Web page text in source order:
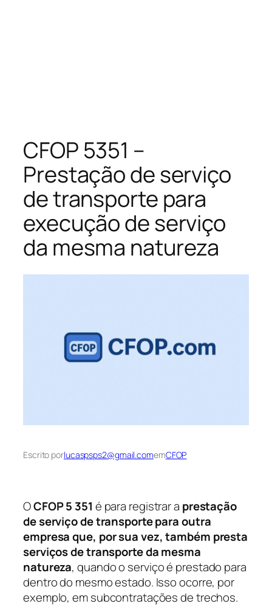
CFOP 5351 –
Prestação de serviço
de transporte para
execução de serviço
da mesma natureza
Escrito porlucaspsps2@gmail.comemCFOP
OCFOP 5 351 é para registrar a prestação
de serviço de transporte para outra
empresa que, por sua vez, também presta
serviços de transporte da mesma
natureza, quando o serviço é prestado para
dentro do mesmo estado. Isso ocorre, por
exemplo, em subcontratações de trechos.